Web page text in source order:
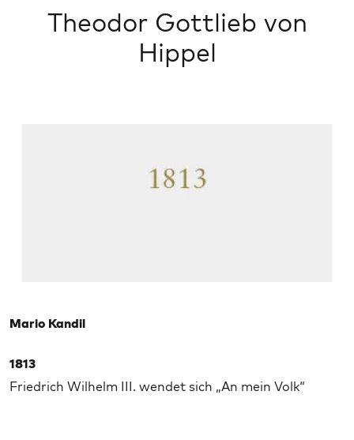
Theodor Gottlieb von
Hippel
Mario Kandil
1813
Friedrich Wilhelm III. wendet sich „An mein Volk“